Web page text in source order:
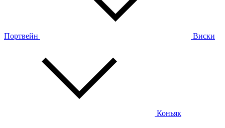
Портвейн Виски
Коньяк